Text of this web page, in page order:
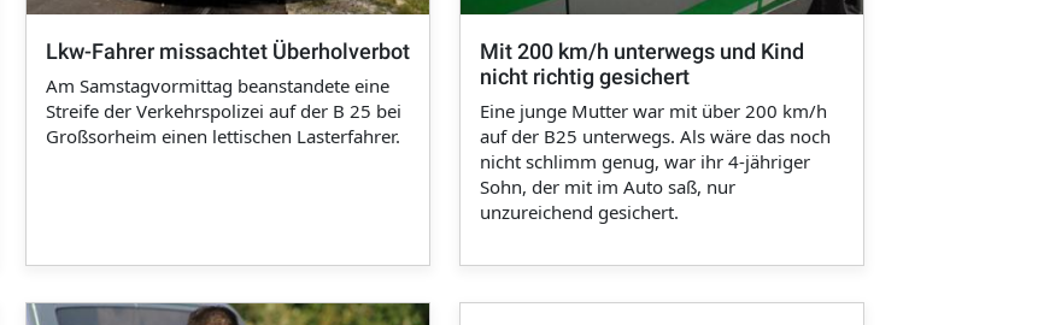
Lkw-Fahrer missachtet Überholverbot
Am Samstagvormittag beanstandete eine
Streife der Verkehrspolizei auf der B 25 bei
Großsorheim einen lettischen Lasterfahrer.
Mit 200 km/h unterwegs und Kind
nicht richtig gesichert
Eine junge Mutter war mit über 200 km/h
auf der B25 unterwegs. Als wäre das noch
nicht schlimm genug, war ihr 4-jähriger
Sohn, der mit im Auto saß, nur
unzureichend gesichert.